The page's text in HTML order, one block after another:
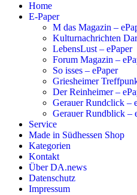
Home
E-Paper
M das Magazin –
Kulturnachrichten
LebensLust – ePaper
Forum Magazin –
So isses – ePaper
Griesheimer
Der Reinheimer –
Gerauer Rundclick –
Gerauer Rundblick –
Service
Made in Südhessen Shop
Kategorien
Kontakt
Über DA.news
Datenschutz
Impressum